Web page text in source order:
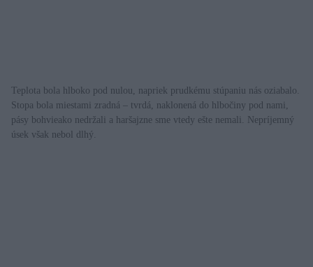
Teplota bola hlboko pod nulou, napriek prudkému stúpaniu nás oziabalo.
Stopa bola miestami zradná – tvrdá, naklonená do hlbočiny pod nami,
pásy bohvieako nedržali a haršajzne sme vtedy ešte nemali. Nepríjemný
úsek však nebol dlhý.